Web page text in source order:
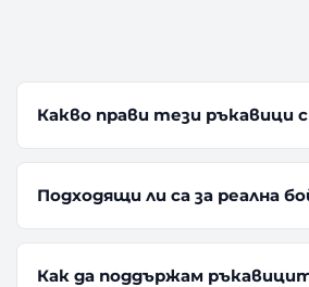
Какво прави тези ръкавици
Подходящи ли са за реална
Как да поддържам